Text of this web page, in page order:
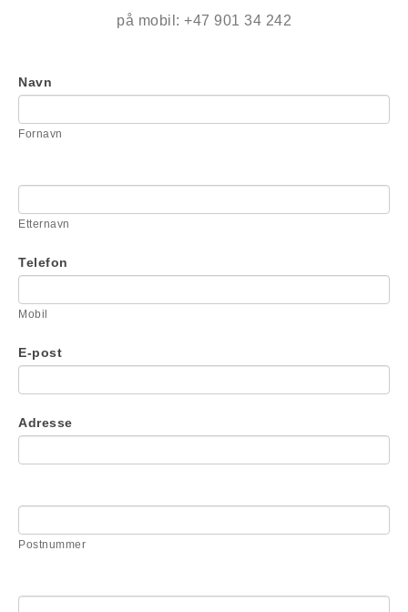
på mobil: +47 901 34 242
Bestill
oppdrag
If
you
are
human,
blank.
Navn
Fornavn
Etternavn
Telefon
Mobil
E-post
Adresse
Postnummer